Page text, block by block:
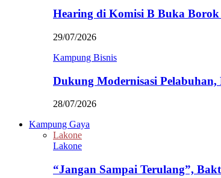
Hearing di Komisi B Buka
29/07/2026
Kampung Bisnis
Dukung Modernisasi
28/07/2026
Kampung Gaya
Lakone
Lakone
“Jangan Sampai Terulang”,